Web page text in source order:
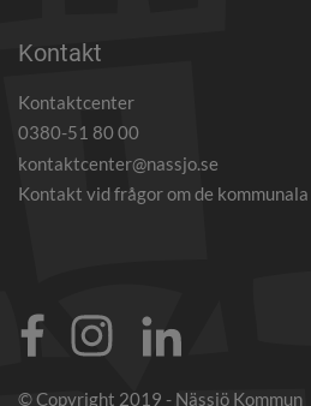
Kontakt
Kontaktcenter
0380-51 80 00
kontaktcenter@nassjo.se
Kontakt vid frågor om de
© Copyright 2019 - Nässjö Kommun